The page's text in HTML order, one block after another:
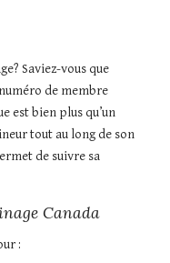
Saviez-vous que
de membre
est bien plus qu’un
tout au long de son
de suivre sa
Canada
: